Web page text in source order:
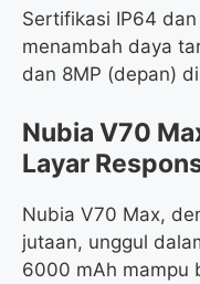
Sertifikasi IP64
menambah daya
dan 8MP (depan)
Nubia V70
Layar
Nubia V70 Max,
jutaan, unggul
6000 mAh mampu